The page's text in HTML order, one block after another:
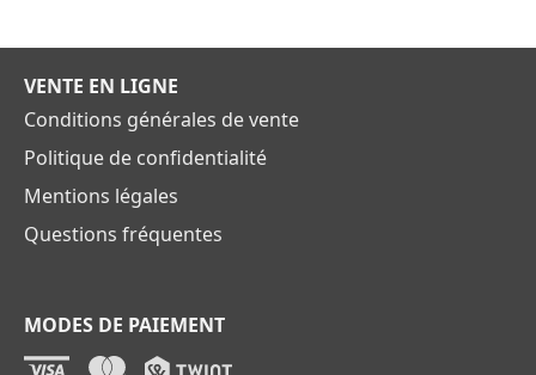
VENTE EN LIGNE
Conditions générales de vente
Politique de confidentialité
Mentions légales
Questions fréquentes
MODES DE PAIEMENT